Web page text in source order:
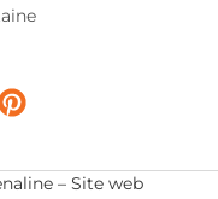
– Site web